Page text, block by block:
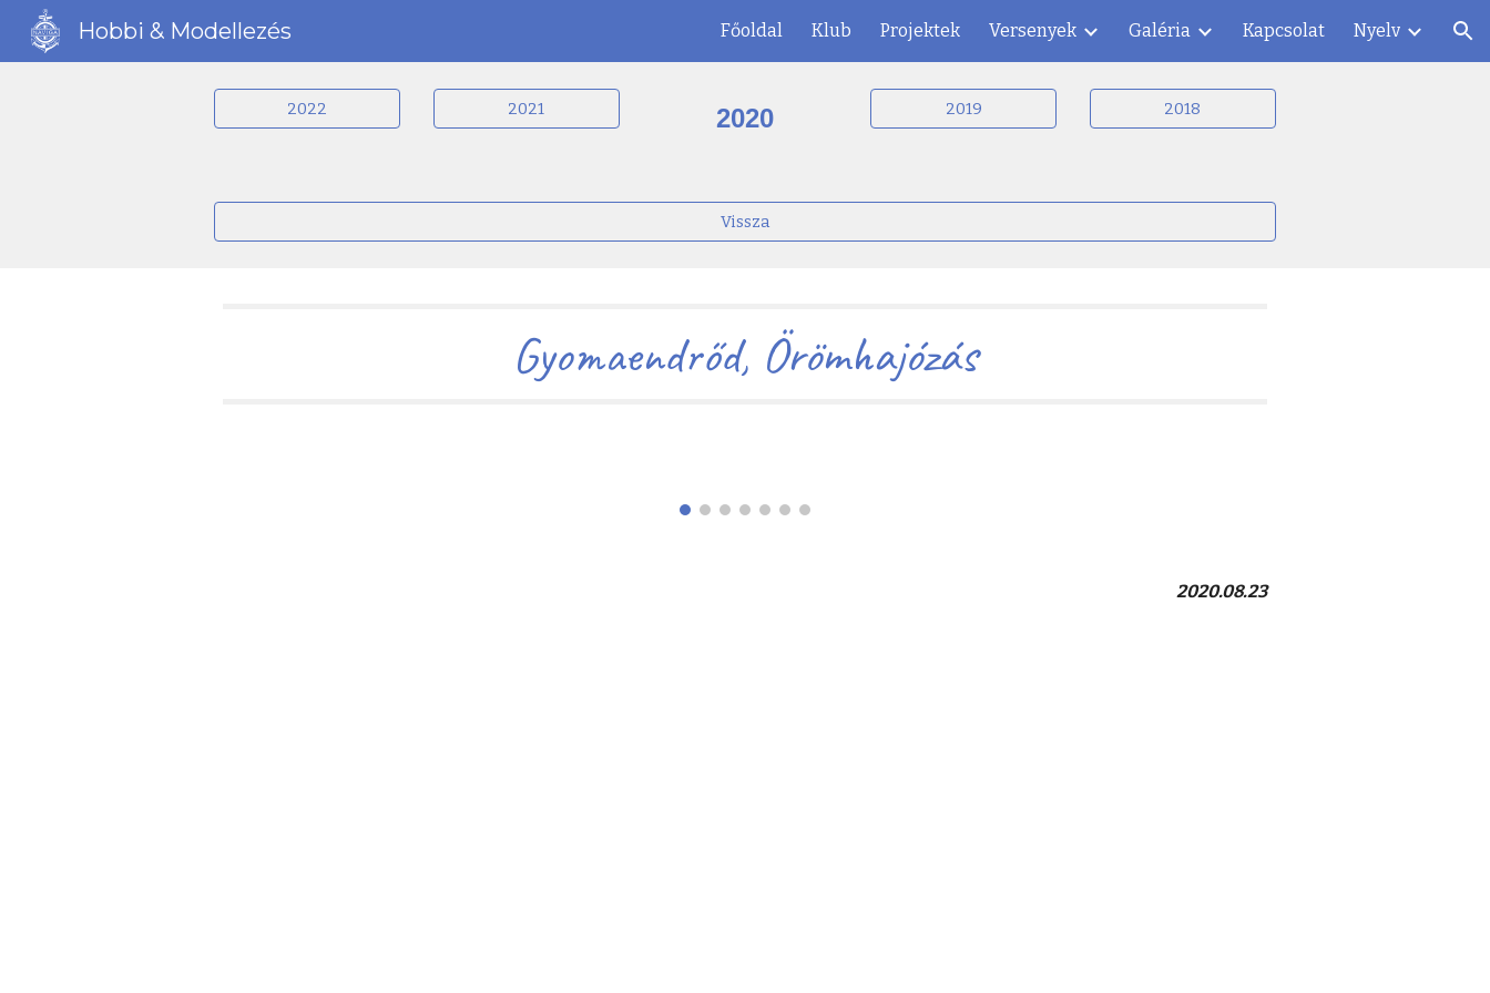
Skip to navigation
Hobbi & Modellezés Főoldal Klub Projektek Versenyek Galéria Kapcsolat Nyelv
2022 2021 2020 2019 2018
Vissza
Gyomaendrőd, Örömhajózás
2020.08.23